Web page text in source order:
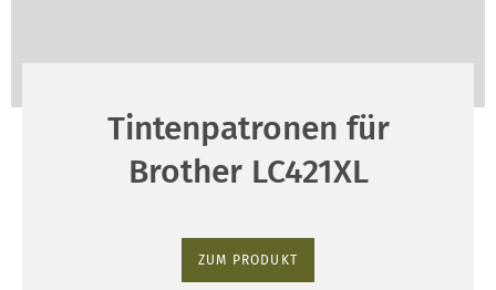
Tintenpatronen für
Brother LC421XL
ZUM PRODUKT